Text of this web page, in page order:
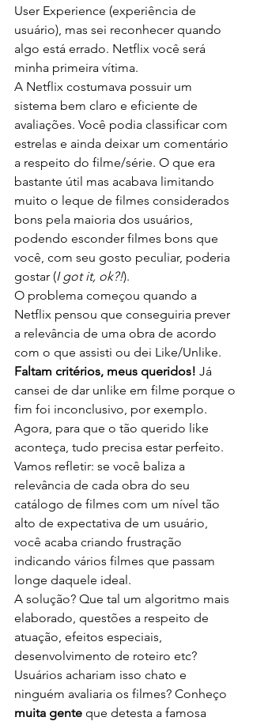
User Experience (experiência de
usuário), mas sei reconhecer quando
algo está errado. Netflix você será
minha primeira vítima.
A Netflix costumava possuir um
sistema bem claro e eficiente de
avaliações. Você podia classificar com
estrelas e ainda deixar um comentário
a respeito do filme/série. O que era
bastante útil mas acabava limitando
muito o leque de filmes considerados
bons pela maioria dos usuários,
podendo esconder filmes bons que
você, com seu gosto peculiar, poderia
gostar (I got it, ok?!).
O problema começou quando a
Netflix pensou que conseguiria prever
a relevância de uma obra de acordo
com o que assisti ou dei Like/Unlike.
Faltam critérios, meus queridos! Já
cansei de dar unlike em filme porque o
fim foi inconclusivo, por exemplo.
Agora, para que o tão querido like
aconteça, tudo precisa estar perfeito.
Vamos refletir: se você baliza a
relevância de cada obra do seu
catálogo de filmes com um nível tão
alto de expectativa de um usuário,
você acaba criando frustração
indicando vários filmes que passam
longe daquele ideal.
A solução? Que tal um algoritmo mais
elaborado, questões a respeito de
atuação, efeitos especiais,
desenvolvimento de roteiro etc?
Usuários achariam isso chato e
ninguém avaliaria os filmes? Conheço
muita gente que detesta a famosa